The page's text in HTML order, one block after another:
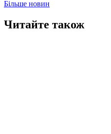
Більше новин
Читайте також